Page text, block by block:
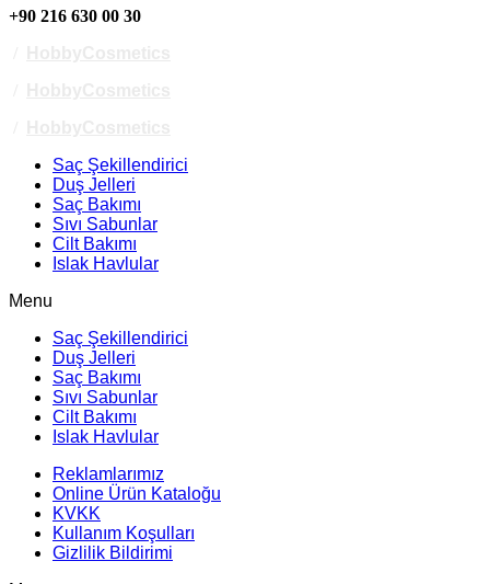
+90 216 630 00 30
Saç Şekillendirici
Duş Jelleri
Saç Bakımı
Sıvı Sabunlar
Cilt Bakımı
Islak Havlular
Menu
Saç Şekillendirici
Duş Jelleri
Saç Bakımı
Sıvı Sabunlar
Cilt Bakımı
Islak Havlular
Reklamlarımız
Online Ürün Kataloğu
KVKK
Kullanım Koşulları
Gizlilik Bildirimi